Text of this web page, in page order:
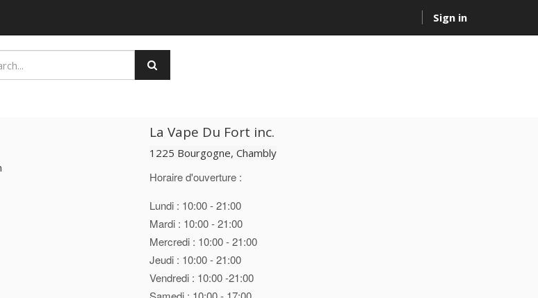
Sign in
La Vape Du Fort inc.
1225 Bourgogne, Chambly
Horaire d'ouverture :
Lundi : 10:00 - 21:00
Mardi : 10:00 - 21:00
Mercredi : 10:00 - 21:00
Jeudi : 10:00 - 21:00
Vendredi : 10:00 -21:00